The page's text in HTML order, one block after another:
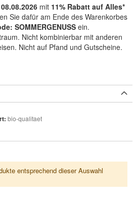
mit 11% Rabatt auf Alles*
Sie dafür am Ende des Warenkorbes
SOMMERGENUSSein.
Nicht kombinierbar mit anderen
Nicht auf Pfand und Gutscheine.
entsprechend dieser Auswahl
bio-qualitaet